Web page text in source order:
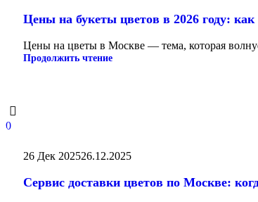
Цены на букеты цветов в 2026 году: как
Цены на цветы в Москве — тема, которая
Продолжить чтение
0
26 Дек 202526.12.2025
Сервис доставки цветов по Москве: